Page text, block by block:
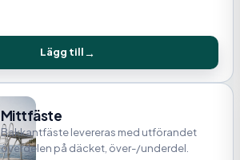
Lägg till
Mittfäste
Bakkantfäste levereras med utförandet
överdelen på däcket, över-/underdel.